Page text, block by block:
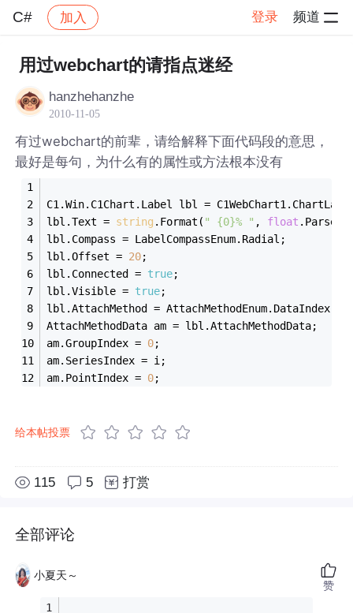
C# 加入 登录 频道
社区 C# 帖子详情
用过webchart的请指点迷经
hanzhehanzhe
2010-11-05
有过webchart的前辈，请给解释下面代码段的意思，
最好是每句，为什么有的属性或方法根本没有
C1.Win.C1Chart.Label lbl =
lbl.Text = string .Format( " {0}% " , float
lbl.Compass = LabelCompassEnum.Radial;
lbl.Offset = 20;
lbl.Connected = true;
lbl.Visible = true;
lbl.AttachMethod = AttachMethodEnum.DataIndex;
AttachMethodData am = lbl.AttachMethodData;
am.GroupIndex = 0;
am.SeriesIndex = i;
am.PointIndex = 0;
给本帖投票
115 5 打赏
全部评论
小夏天～
赞